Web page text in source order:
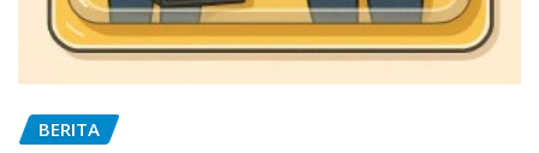
BERITA